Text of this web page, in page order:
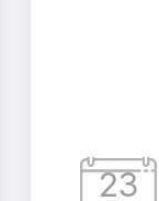
23